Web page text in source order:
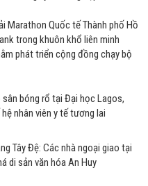
Marathon Quốc tế Thành phố Hồ
trong khuôn khổ liên minh
phát triển cộng đồng chạy bộ
sân bóng rổ tại Đại học Lagos,
nhân viên y tế tương lai
Tây Đệ: Các nhà ngoại giao tại
di sản văn hóa An Huy